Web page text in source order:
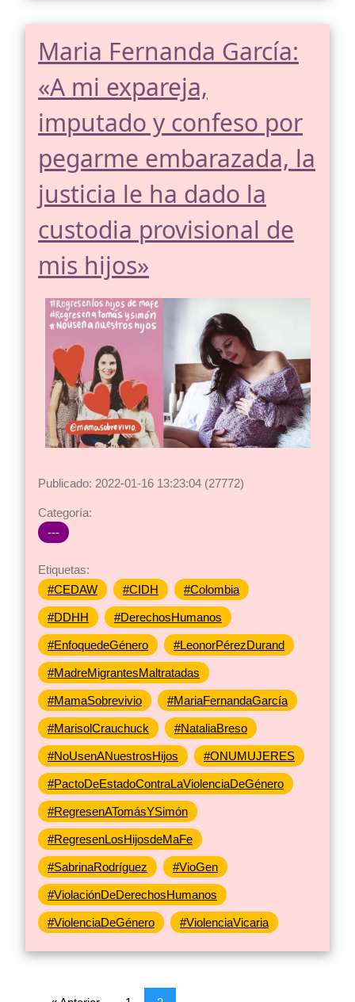
Maria Fernanda García:
«A mi expareja,
imputado y confeso por
pegarme embarazada, la
justicia le ha dado la
custodia provisional de
mis hijos»
Publicado: 2022-01-16 13:23:04 (27772)
Categoría:
---
Etiquetas:
#CEDAW
#CIDH #Colombia
#DDHH #DerechosHumanos
#EnfoquedeGénero #LeonorPérezDurand
#MadreMigrantesMaltratadas
#MamaSobrevivio #MariaFernandaGarcía
#MarisolCrauchuck #NataliaBreso
#NoUsenANuestrosHijos #ONUMUJERES
#PactoDeEstadoContraLaViolenciaDeGénero
#RegresenATomásYSimón
#RegresenLosHijosdeMaFe
#SabrinaRodríguez #VioGen
#ViolaciónDeDerechosHumanos
#ViolenciaDeGénero #ViolenciaVicaria